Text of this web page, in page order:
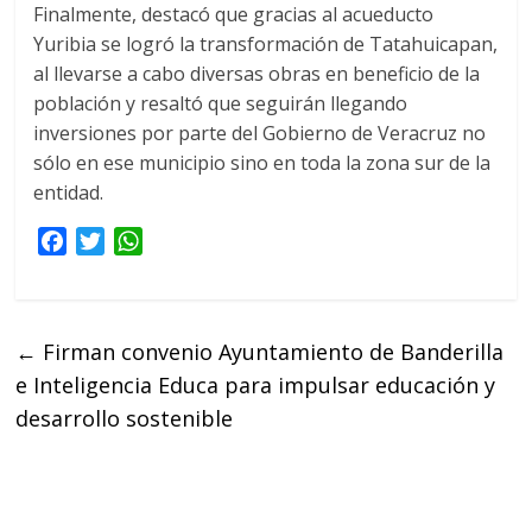
Finalmente, destacó que gracias al acueducto
Yuribia se logró la transformación de Tatahuicapan,
al llevarse a cabo diversas obras en beneficio de la
población y resaltó que seguirán llegando
inversiones por parte del Gobierno de Veracruz no
sólo en ese municipio sino en toda la zona sur de la
entidad.
b
o
o
T
t
e
r
s
A
p
← Firman convenio Ayuntamiento de Banderilla
e Inteligencia Educa para impulsar educación y
desarrollo sostenible